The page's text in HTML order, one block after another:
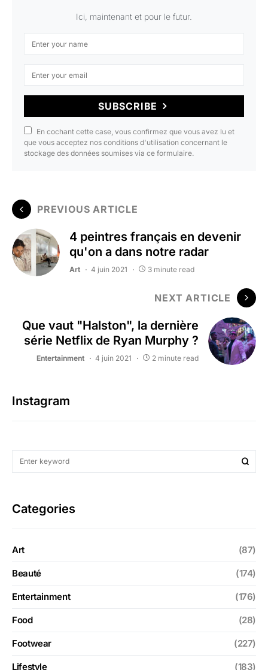
Ici, maintenant et pour le futur.
SUBSCRIBE
En cochant cette case, vous confirmez que vous avez lu et
que vous acceptez nos conditions d'utilisation concernant le
stockage des données soumises via ce formulaire.
PREVIOUS ARTICLE
4 peintres français en devenir
qu'on a dans notre radar
Art 4 juin 2021 3 minute read
NEXT ARTICLE
Que vaut "Halston", la dernière
série Netflix de Ryan Murphy ?
Entertainment 4 juin 2021 2 minute read
Instagram
Categories
Art (87)
Beauté (174)
Entertainment (176)
Food (28)
Footwear (227)
Lifestyle (183)